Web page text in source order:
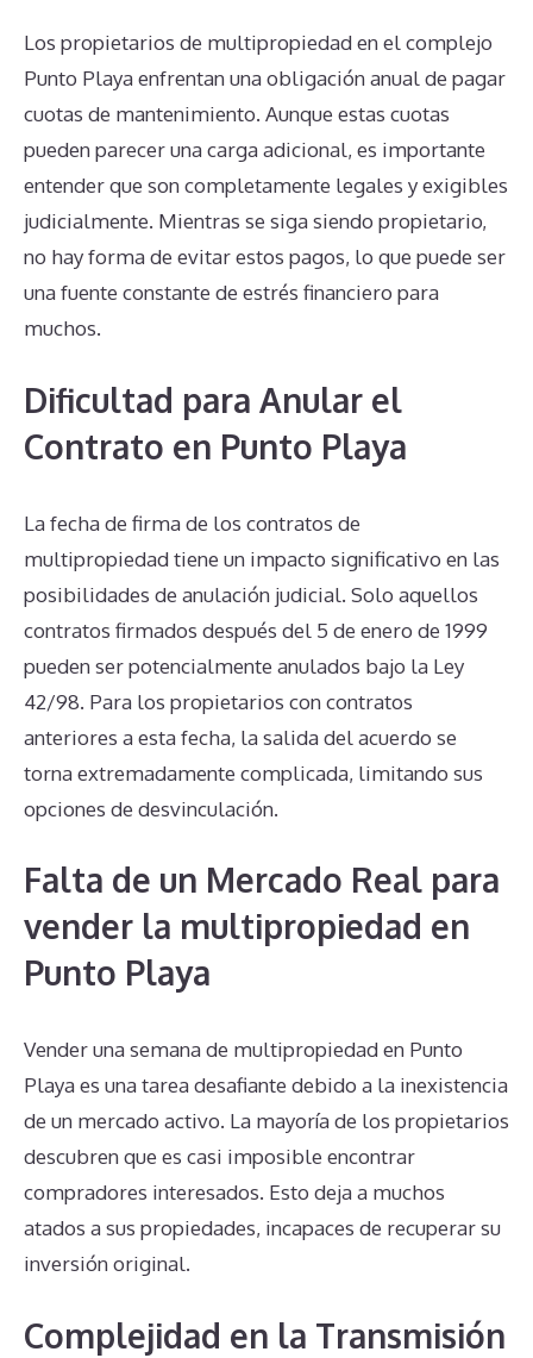
Los propietarios de multipropiedad en el complejo
Punto Playa enfrentan una obligación anual de pagar
cuotas de mantenimiento. Aunque estas cuotas
pueden parecer una carga adicional, es importante
entender que son completamente legales y exigibles
judicialmente. Mientras se siga siendo propietario,
no hay forma de evitar estos pagos, lo que puede ser
una fuente constante de estrés financiero para
muchos.
Dificultad para Anular el
Contrato en Punto Playa
La fecha de firma de los contratos de
multipropiedad tiene un impacto significativo en las
posibilidades de anulación judicial. Solo aquellos
contratos firmados después del 5 de enero de 1999
pueden ser potencialmente anulados bajo la Ley
42/98. Para los propietarios con contratos
anteriores a esta fecha, la salida del acuerdo se
torna extremadamente complicada, limitando sus
opciones de desvinculación.
Falta de un Mercado Real para
vender la multipropiedad en
Punto Playa
Vender una semana de multipropiedad en Punto
Playa es una tarea desafiante debido a la inexistencia
de un mercado activo. La mayoría de los propietarios
descubren que es casi imposible encontrar
compradores interesados. Esto deja a muchos
atados a sus propiedades, incapaces de recuperar su
inversión original.
Complejidad en la Transmisión